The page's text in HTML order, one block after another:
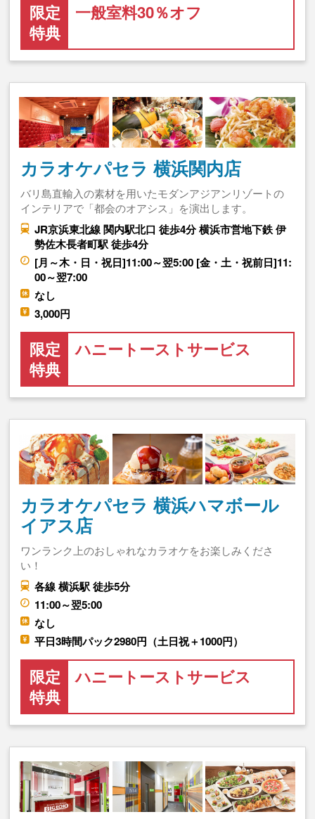
限定
特典
一般室料30％オフ
カラオケパセラ 横浜関内店
バリ島直輸入の素材を用いたモダンアジアンリゾートの
インテリアで「都会のオアシス」を演出します。
JR京浜東北線 関内駅北口 徒歩4分 横浜市営地下鉄 伊
勢佐木長者町駅 徒歩4分
[月～木・日・祝日]11:00～翌5:00 [金・土・祝前日]11:
00～翌7:00
なし
3,000円
限定
特典
ハニートーストサービス
カラオケパセラ 横浜ハマボール
イアス店
ワンランク上のおしゃれなカラオケをお楽しみくださ
い！
各線 横浜駅 徒歩5分
11:00～翌5:00
なし
平日3時間パック2980円（土日祝＋1000円）
限定
特典
ハニートーストサービス